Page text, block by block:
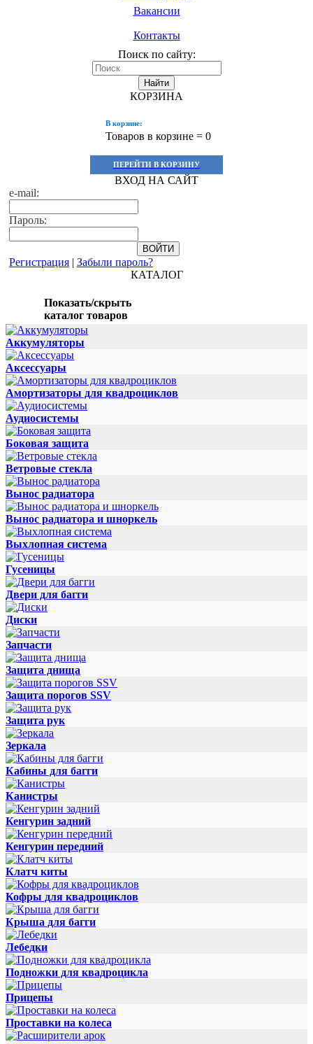
Вакансии
Контакты
Поиск по сайту:
Найти
КОРЗИНА
В корзине:
Товаров в корзине = 0
ПЕРЕЙТИ В КОРЗИНУ
ВХОД НА САЙТ
e-mail:
Пароль:
Регистрация | Забыли пароль?
КАТАЛОГ
Показать/скрыть
каталог товаров
Аккумуляторы
Аксессуары
Амортизаторы для квадроциклов
Аудиосистемы
Боковая защита
Ветровые стекла
Вынос радиатора
Вынос радиатора и шноркель
Выхлопная система
Гусеницы
Двери для багги
Диски
Запчасти
Защита днища
Защита порогов SSV
Защита рук
Зеркала
Кабины для багги
Канистры
Кенгурин задний
Кенгурин передний
Клатч киты
Кофры для квадроциклов
Крыша для багги
Лебедки
Подножки для квадроцикла
Прицепы
Проставки на колеса